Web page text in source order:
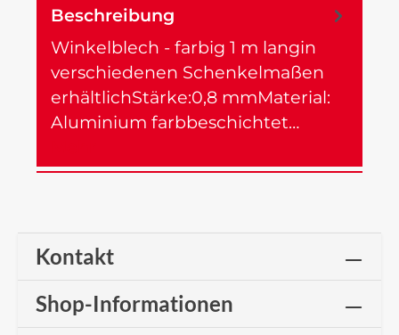
Beschreibung
Winkelblech - farbig 1 m langin
verschiedenen Schenkelmaßen
erhältlichStärke:0,8 mmMaterial:
Aluminium farbbeschichtet…
Kontakt
Shop-Informationen